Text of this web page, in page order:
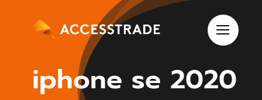
iphone se 2020